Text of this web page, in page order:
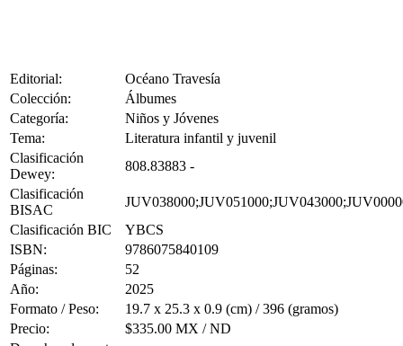
Editorial:
Océano Travesía
Colección:
Álbumes
Categoría:
Niños y Jóvenes
Tema:
Literatura infantil y juvenil
Clasificación
Dewey:
808.83883 -
Clasificación
BISAC
Clasificación BIC
YBCS
ISBN:
9786075840109
Páginas:
52
Año:
2025
Formato / Peso:
19.7 x 25.3 x 0.9 (cm) / 396 (gramos)
Precio:
$335.00 MX / ND